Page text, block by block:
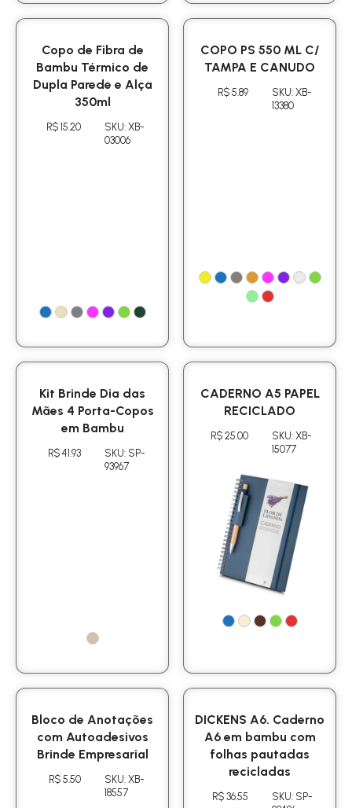
Copo de Fibra de
Bambu Térmico de
Dupla Parede e Alça
350ml
R$ 15.20
SKU: XB-
03006
COPO PS 550 ML C/
TAMPA E CANUDO
R$ 5.89
SKU: XB-
13380
Kit Brinde Dia das
Mães 4 Porta-Copos
em Bambu
R$ 41.93
SKU: SP-
93967
CADERNO A5 PAPEL
RECICLADO
R$ 25.00
SKU: XB-
15077
Bloco de Anotações
com Autoadesivos
Brinde Empresarial
R$ 5.50
SKU: XB-
18557
DICKENS A6. Caderno
A6 em bambu com
folhas pautadas
recicladas
R$ 36.55
SKU: SP-